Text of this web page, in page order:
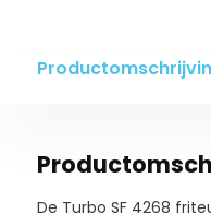
De Turbo SF 4268